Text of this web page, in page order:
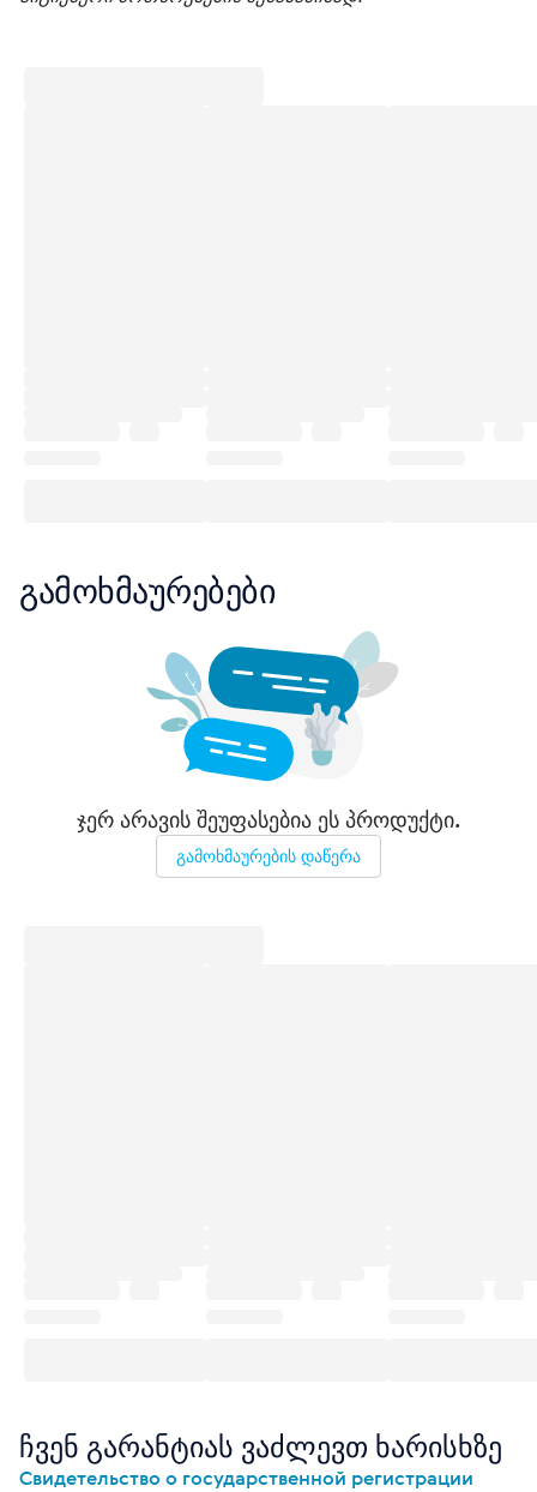
გამოხმაურებები
ჯერ არავის შეუფასებია ეს პროდუქტი.
გამოხმაურების დაწერა
ჩვენ გარანტიას ვაძლევთ ხარისხზე
Свидетельство о государственной регистрации